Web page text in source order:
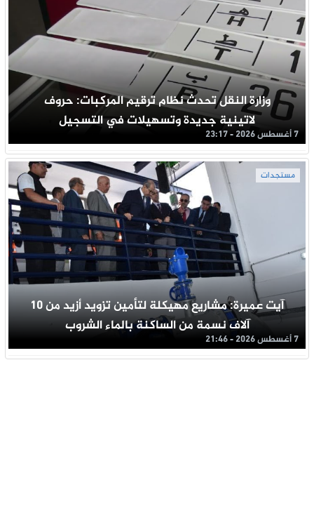
وزارة النقل تحدث نظام ترقيم المركبات: حروف
لاتينية جديدة وتسهيلات في التسجيل
7 أغسطس 2026 - 23:17
مستجدات
آيت عميرة: مشاريع مهيكلة لتأمين تزويد أزيد من 10
آلاف نسمة من الساكنة بالماء الشروب
7 أغسطس 2026 - 21:46